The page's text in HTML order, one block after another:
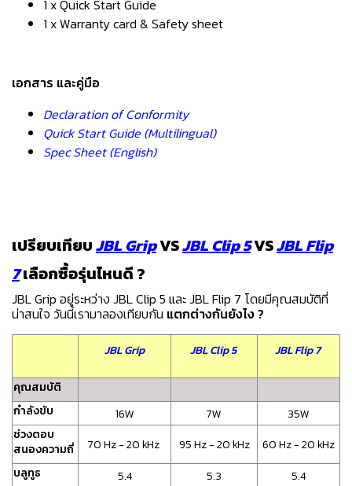
1 x Quick Start Guide
1 x Warranty card & Safety sheet
เอกสาร และคู่มือ
Declaration of Conformity
Quick Start Guide (Multilingual)
Spec Sheet (English)
เปรียบเทียบJBL GripVSJBL Clip 5VSJBL Flip
7เลือกซื้อรุ่นไหนดี ?
JBL Grip อยู่ระหว่าง JBL Clip 5 และ JBL Flip 7 โดยมีคุณสมบัติที่
น่าสนใจ วันนี้เรามาลองเทียบกัน แตกต่างกันยังไง ?
JBL Grip JBL Clip 5 JBL Flip 7
คุณสมบัติ
กำลังขับ
16W 7W
35W
ช่วงตอบ
สนองความถี่
70 Hz - 20 kHz 95 Hz - 20 kHz
60 Hz - 20 kHz
บลูทูธ
5.4 5.3 5.4